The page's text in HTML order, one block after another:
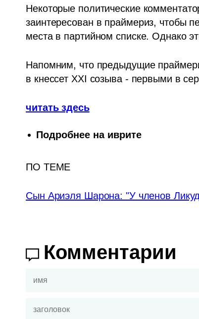
Некоторые политические
заинтересован в праймериз, чтобы
места в партийном списке. Однако
Напомним, что предыдущие
в кнессет XXI созыва - первыми в
читать здесь
Подробнее на иврите
ПО ТЕМЕ
Сын Ариэля Шарона: "У членов
Комментарии